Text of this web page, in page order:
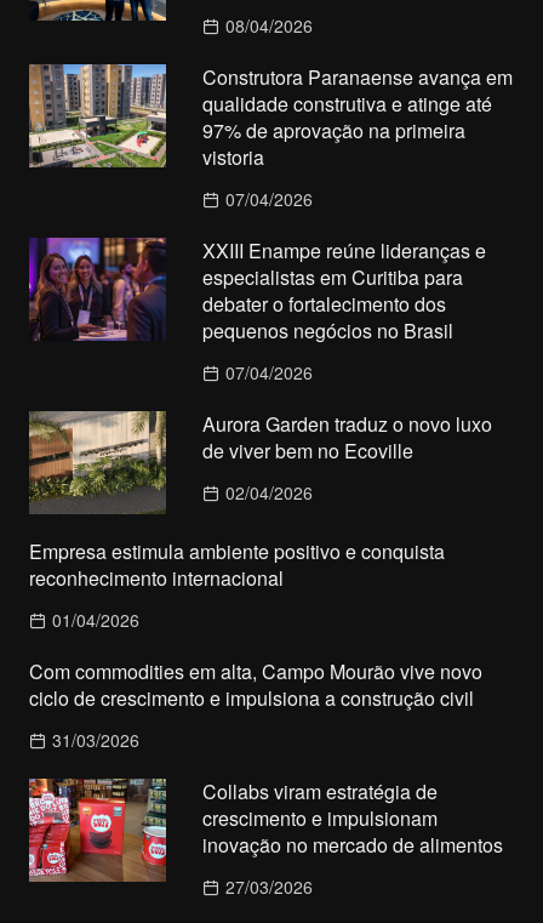
08/04/2026
Construtora Paranaense avança em
qualidade construtiva e atinge até
97% de aprovação na primeira
vistoria
07/04/2026
XXIII Enampe reúne lideranças e
especialistas em Curitiba para
debater o fortalecimento dos
pequenos negócios no Brasil
07/04/2026
Aurora Garden traduz o novo luxo
de viver bem no Ecoville
02/04/2026
Empresa estimula ambiente positivo e conquista
reconhecimento internacional
01/04/2026
Com commodities em alta, Campo Mourão vive novo
ciclo de crescimento e impulsiona a construção civil
31/03/2026
Collabs viram estratégia de
crescimento e impulsionam
inovação no mercado de alimentos
27/03/2026